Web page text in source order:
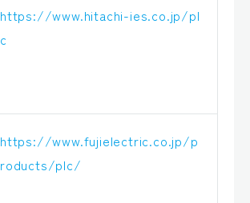
https://www.hitachi-ies.co.jp/pl
c
https://www.fujielectric.co.jp/p
roducts/plc/